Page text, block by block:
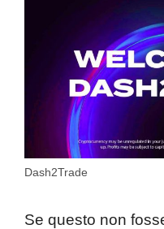
Dash2Trade
Se questo non